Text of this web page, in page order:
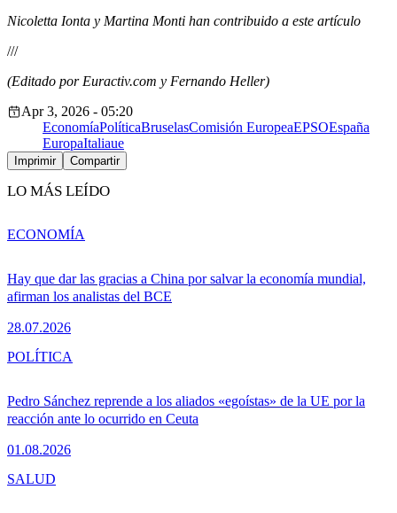
Nicoletta Ionta y Martina Monti han contribuido a este artículo
///
(Editado por Euractiv.com y Fernando Heller)
Apr 3, 2026 - 05:20
EconomíaPolíticaBruselasComisión EuropeaEPSOEspaña
EuropaItaliaue
Imprimir Compartir
LO MÁS LEÍDO
Hay que dar las gracias a China por salvar la economía mundial,
afirman los analistas del BCE
28.07.2026
ECONOMÍA
Pedro Sánchez reprende a los aliados «egoístas» de la UE por la
reacción ante lo ocurrido en Ceuta
01.08.2026
POLÍTICA
SALUD